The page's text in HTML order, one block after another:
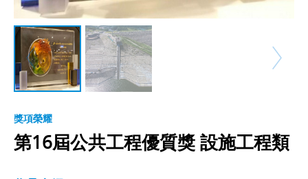
獎項榮耀
第16屆公共工程優質獎 設施工程類